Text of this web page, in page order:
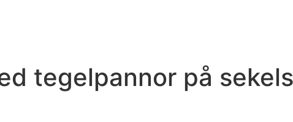
tegelpannor på